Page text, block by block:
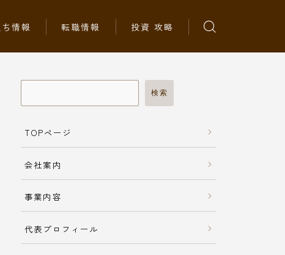
情報 転職情報 投資 攻略
検索
TOPページ
会社案内
事業内容
代表プロフィール